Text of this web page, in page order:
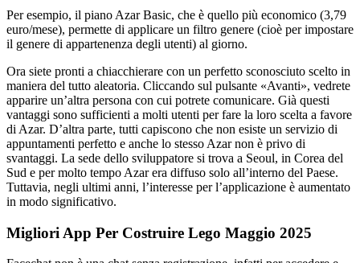
Per esempio, il piano Azar Basic, che è quello più economico (3,79
euro/mese), permette di applicare un filtro genere (cioè per impostare
il genere di appartenenza degli utenti) al giorno.
Ora siete pronti a chiacchierare con un perfetto sconosciuto scelto in
maniera del tutto aleatoria. Cliccando sul pulsante «Avanti», vedrete
apparire un’altra persona con cui potrete comunicare. Già questi
vantaggi sono sufficienti a molti utenti per fare la loro scelta a favore
di Azar. D’altra parte, tutti capiscono che non esiste un servizio di
appuntamenti perfetto e anche lo stesso Azar non è privo di
svantaggi. La sede dello sviluppatore si trova a Seoul, in Corea del
Sud e per molto tempo Azar era diffuso solo all’interno del Paese.
Tuttavia, negli ultimi anni, l’interesse per l’applicazione è aumentato
in modo significativo.
Migliori App Per Costruire Lego Maggio 2025